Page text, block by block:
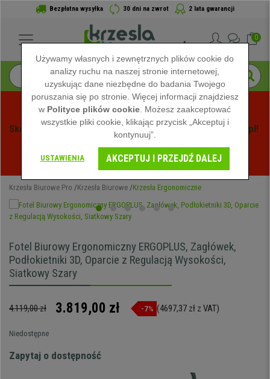
Bezpłatna wysyłka 30 dni na zwrot 2 lata gwarancji
0
Skorzystaj z Letnich Wyprzedaży na Krzeslabiurowepro.pl!
Zobacz oferty -
Krzesła Biurowe Pro Krzesła Biurowe Krzesła Ergonomiczne
Fotel Biurowy Ergonomiczny ERGOPLUS, Zagłówek,
Podłokietniki 3D, Oparcie z Regulacją Wysokości,
Siatkowy Szary
4.119,00 zł 3.819,00 zł -7% (4697,37 zł z VAT)
Niedostępne
Zapytaj o dostępność
Używamy własnych i zewnętrznych plików cookie do
analizy ruchu na naszej stronie internetowej,
uzyskując dane niezbędne do badania Twojego
poruszania się po stronie. Więcej informacji znajdziesz
w Polityce plików cookie . Możesz zaakceptować
wszystkie pliki cookie, klikając przycisk „Akceptuj i
kontynuuj”.
USTAWIENIA AKCEPTUJ I PRZEJDŹ DALEJ